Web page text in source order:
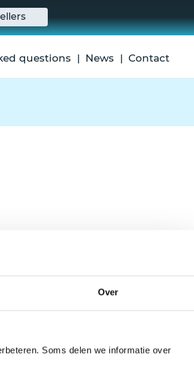
Over
Soms delen we informatie over
questions News Contact